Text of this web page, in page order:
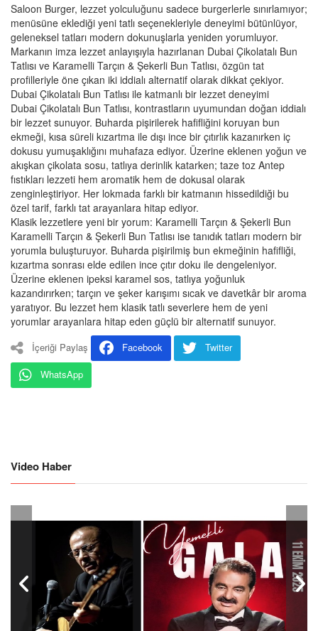
Saloon Burger, lezzet yolculuğunu sadece burgerlerle sınırlamıyor;
menüsüne eklediği yeni tatlı seçenekleriyle deneyimi bütünlüyor,
geleneksel tatları modern dokunuşlarla yeniden yorumluyor.
Markanın imza lezzet anlayışıyla hazırlanan Dubai Çikolatalı Bun
Tatlısı ve Karamelli Tarçın & Şekerli Bun Tatlısı, özgün tat
profilleriyle öne çıkan iki iddialı alternatif olarak dikkat çekiyor.
Dubai Çikolatalı Bun Tatlısı ile katmanlı bir lezzet deneyimi
Dubai Çikolatalı Bun Tatlısı, kontrastların uyumundan doğan iddialı
bir lezzet sunuyor. Buharda pişirilerek hafifliğini koruyan bun
ekmeği, kısa süreli kızartma ile dışı ince bir çıtırlık kazanırken iç
dokusu yumuşaklığını muhafaza ediyor. Üzerine eklenen yoğun ve
akışkan çikolata sosu, tatlıya derinlik katarken; taze toz Antep
fıstıkları lezzeti hem aromatik hem de dokusal olarak
zenginleştiriyor. Her lokmada farklı bir katmanın hissedildiği bu
özel tarif, farklı tat arayanlara hitap ediyor.
Klasik lezzetlere yeni bir yorum: Karamelli Tarçın & Şekerli Bun
Karamelli Tarçın & Şekerli Bun Tatlısı ise tanıdık tatları modern bir
yorumla buluşturuyor. Buharda pişirilmiş bun ekmeğinin hafifliği,
kızartma sonrası elde edilen ince çıtır doku ile dengeleniyor.
Üzerine eklenen ipeksi karamel sos, tatlıya yoğunluk
kazandırırken; tarçın ve şeker karışımı sıcak ve davetkâr bir aroma
yaratıyor. Bu lezzet hem klasik tatlı severlere hem de yeni
yorumlar arayanlara hitap eden güçlü bir alternatif sunuyor.
İçeriği Paylaş Facebook
Twitter
WhatsApp
Video Haber